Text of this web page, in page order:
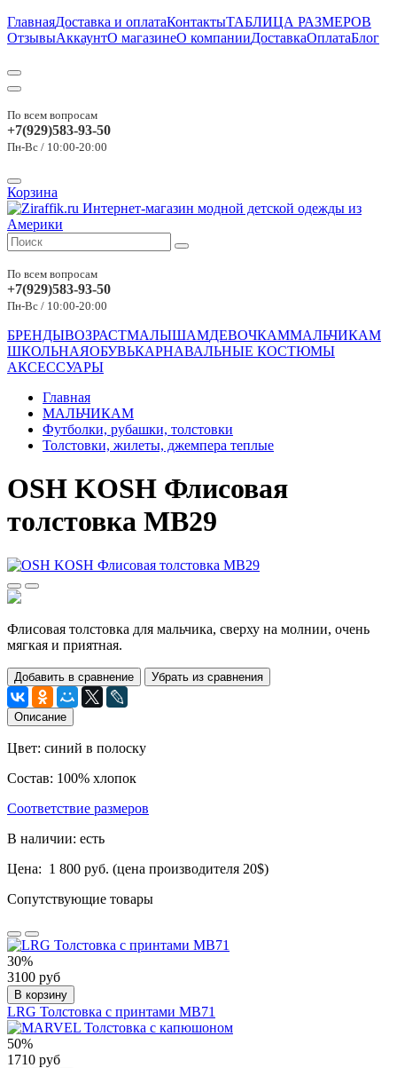
ГлавнаяДоставка и оплатаКонтактыТАБЛИЦА РАЗМЕРОВ
ОтзывыАккаунтО магазинеО компанииДоставкаОплатаБлог
По всем вопросам
+7(929)583-93-50
Пн-Вс / 10:00-20:00
Корзина
По всем вопросам
+7(929)583-93-50
Пн-Вс / 10:00-20:00
БРЕНДЫВОЗРАСТМАЛЫШАМДЕВОЧКАММАЛЬЧИКАМ
ШКОЛЬНАЯОБУВЬКАРНАВАЛЬНЫЕ КОСТЮМЫ
АКСЕССУАРЫ
Главная
МАЛЬЧИКАМ
Футболки, рубашки, толстовки
Толстовки, жилеты, джемпера теплые
OSH KOSH Флисовая
толстовка МВ29
Флисовая толстовка для мальчика, сверху на молнии, очень
мягкая и приятная.
Добавить в сравнение Убрать из сравнения
Описание
Цвет: синий в полоску
Состав: 100% хлопок
Соответствие размеров
В наличии: есть
Цена: 1 800 руб. (цена производителя 20$)
Сопутствующие товары
30%
3100 руб
В корзину
LRG Толстовка с принтами МВ71
50%
1710 руб